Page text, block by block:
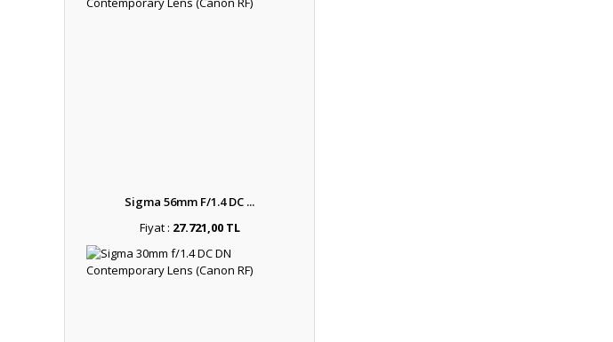
Sigma 56mm F/1.4 DC ...
Fiyat : 27.721,00 TL